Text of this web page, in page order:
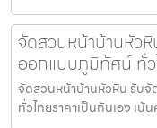
จัดสวนหน้าบ้านหัว
ออกแบบภูมิทัศน์ ทั่ว
จัดสวนหน้าบ้านหัวหิน รับ
ทั่วไทยราคาเป็นกันเอง เ